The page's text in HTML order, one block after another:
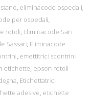
, eliminacode ospedali,
per ospedali,
rotoli, Eliminacode San
Sassari, Eliminacode
, emettitrici scontrini
etichette, epson rotoli
, Etichettatrici
adesive, etichette